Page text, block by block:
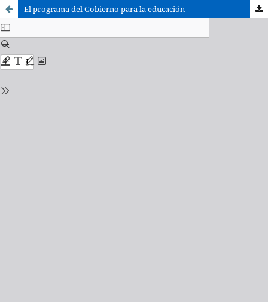
El programa del Gobierno para la educación